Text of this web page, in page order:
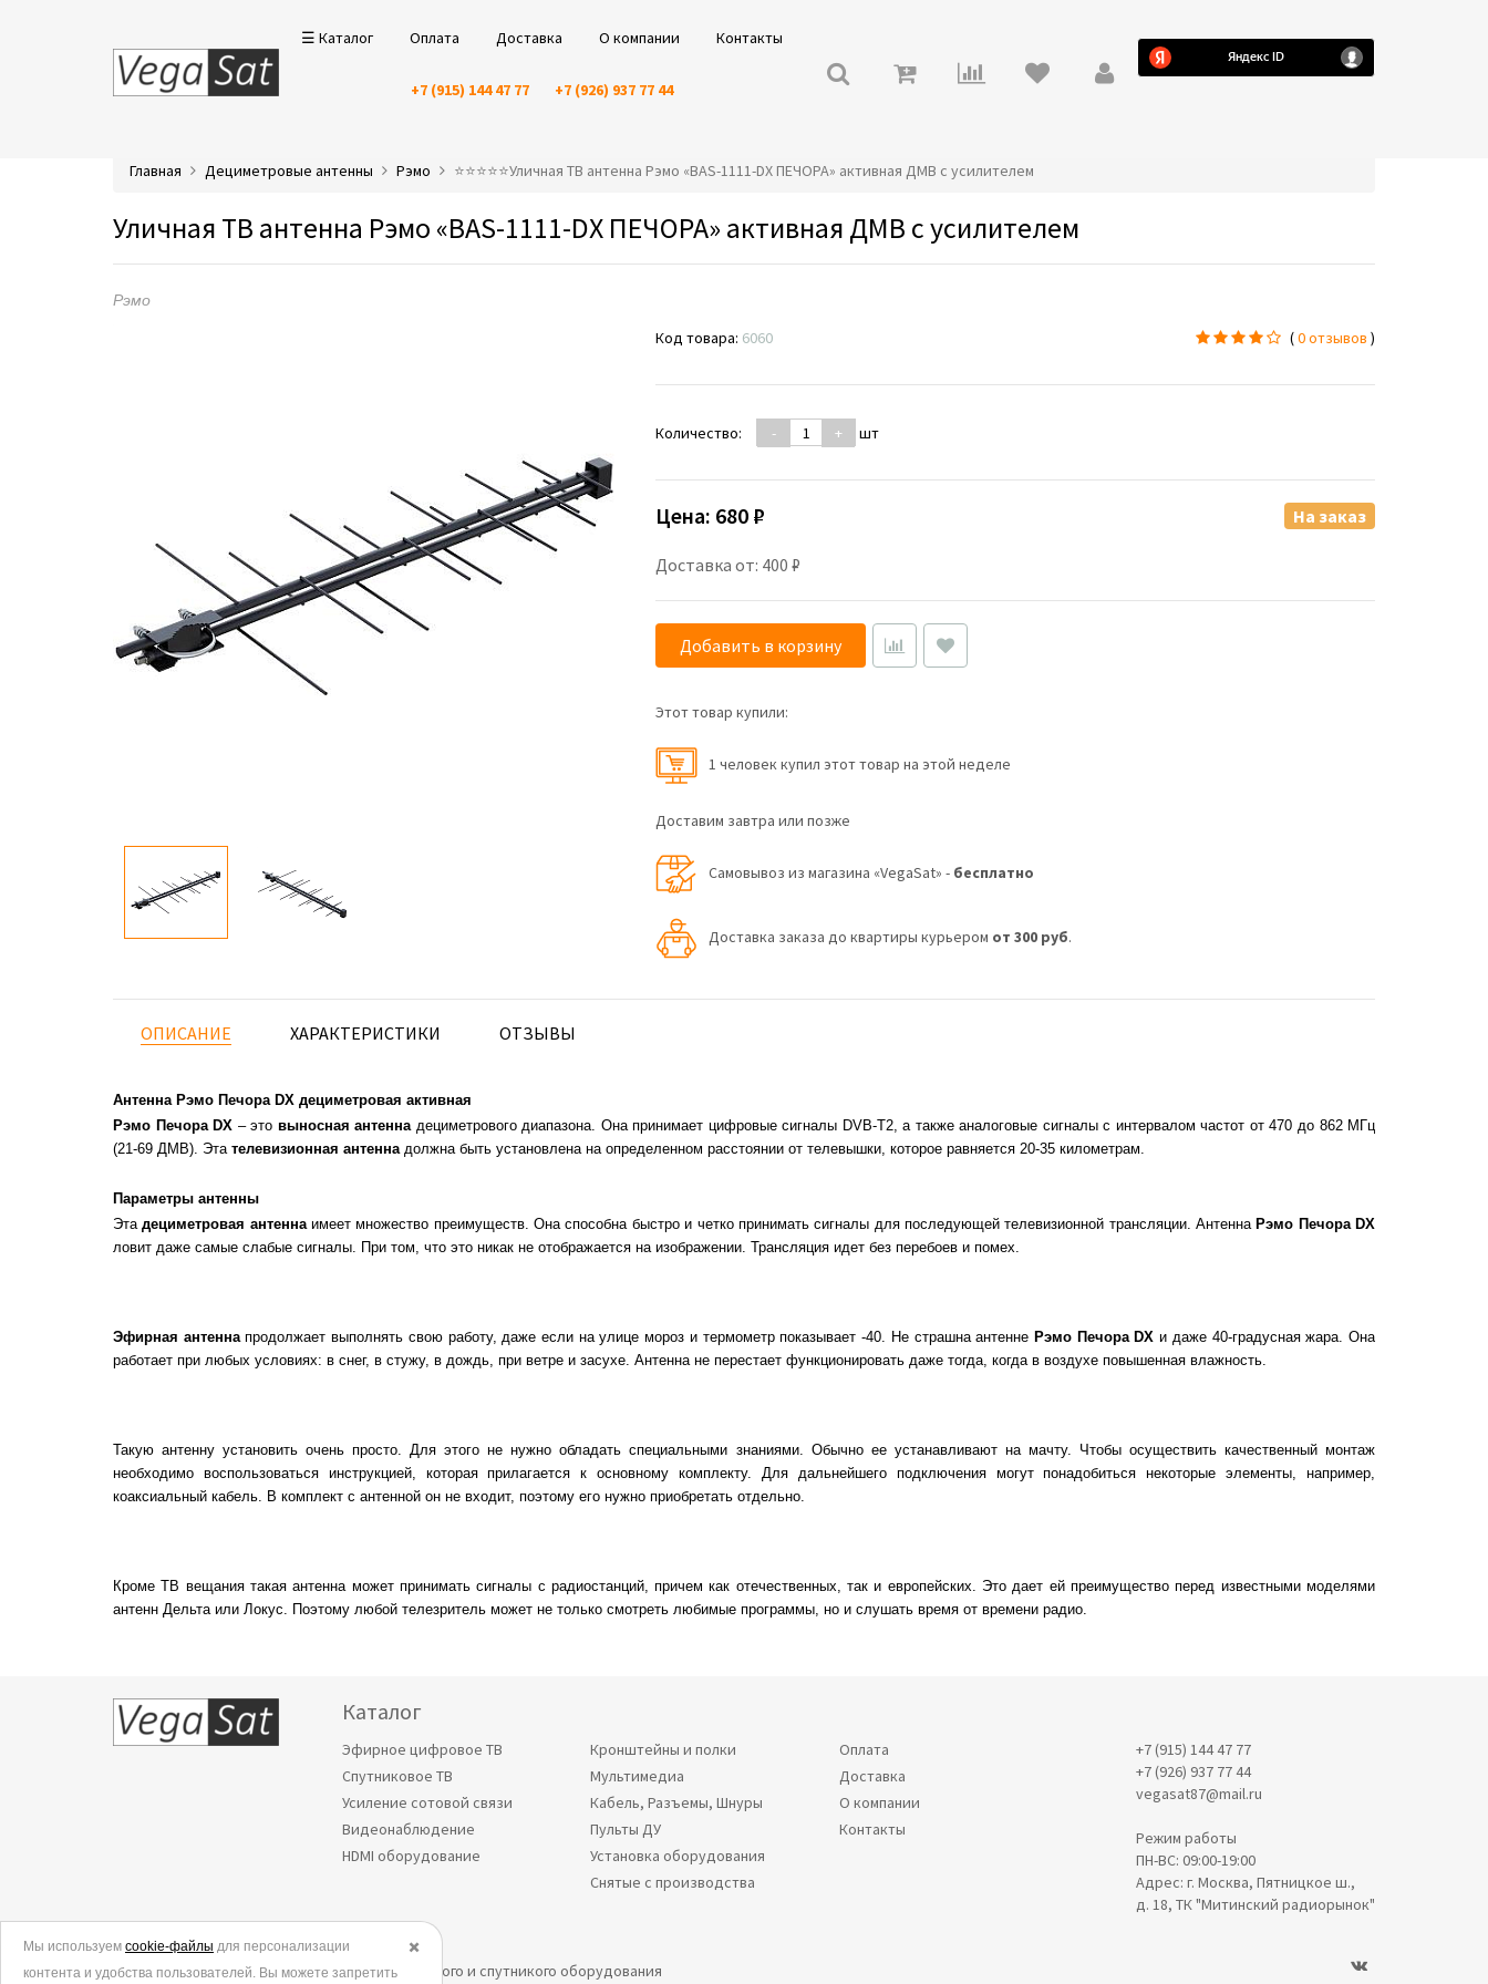
☰ Каталог Оплата Доставка О компании Контакты
+7 (915) 144 47 77 +7 (926) 937 77 44
Главная Дециметровые антенны Рэмо ⭐️⭐️⭐️⭐️⭐️Уличная ТВ антенна Рэмо «BAS-1111-DX ПЕЧОРА» активная ДМВ с усилителем
Уличная ТВ антенна Рэмо «BAS-1111-DX ПЕЧОРА» активная ДМВ с усилителем
Рэмо
Код товара: 6060 (0 отзывов )
Количество: - + шт
Цена: 680 ₽
Доставка от: 400 ₽
На заказ
Добавить в корзину
Этот товар купили:
1 человек купил этот товар на этой неделе
Доставим завтра или позже
Самовывоз из магазина «VegaSat» - бесплатно
Доставка заказа до квартиры курьером от 300 руб.
ОПИСАНИЕ ХАРАКТЕРИСТИКИ ОТЗЫВЫ
Антенна Рэмо Печора DX дециметровая активная
Рэмо Печора DX – это выносная антеннадециметрового диапазона. Она принимает цифровые сигналы DVB-T2, а также аналоговые сигналы с интервалом частот от 470 до 862 МГц
(21-69 ДМВ). Эта телевизионная антеннадолжна быть установлена на определенном расстоянии от телевышки, которое равняется 20-35 километрам.
Параметры антенны
Этадециметровая антеннаимеет множество преимуществ. Она способна быстро и четко принимать сигналы для последующей телевизионной трансляции. Антенна Рэмо Печора DX
ловит даже самые слабые сигналы. При том, что это никак не отображается на изображении. Трансляция идет без перебоев и помех.
Эфирная антеннапродолжает выполнять свою работу, даже если на улице мороз и термометр показывает -40. Не страшна антенне Рэмо Печора DX и даже 40-градусная жара. Она
работает при любых условиях: в снег, в стужу, в дождь, при ветре и засухе. Антенна не перестает функционировать даже тогда, когда в воздухе повышенная влажность.
Такую антенну установить очень просто. Для этого не нужно обладать специальными знаниями. Обычно ее устанавливают на мачту. Чтобы осуществить качественный монтаж
необходимо воспользоваться инструкцией, которая прилагается к основному комплекту. Для дальнейшего подключения могут понадобиться некоторые элементы, например,
коаксиальный кабель. В комплект с антенной он не входит, поэтому его нужно приобретать отдельно.
Кроме ТВ вещания такая антенна может принимать сигналы с радиостанций, причем как отечественных, так и европейских. Это дает ей преимущество перед известными моделями
антенн Дельта или Локус. Поэтому любой телезритель может не только смотреть любимые программы, но и слушать время от времени радио.
Каталог
Эфирное цифровое ТВ
Спутниковое ТВ
Усиление сотовой связи
Видеонаблюдение
HDMI оборудование
Кронштейны и полки
Мультимедиа
Кабель, Разъемы, Шнуры
Пульты ДУ
Установка оборудования
Снятые с производства
Оплата
Доставка
О компании
Контакты
+7 (915) 144 47 77
+7 (926) 937 77 44
vegasat87@mail.ru
Режим работы
ПН-ВС: 09:00-19:00
Адрес: г. Москва, Пятницкое ш.,
д. 18, ТК "Митинский радиорынок"
© 2006-2026.
Все права защищены. Интернет-магазин эфирного и спутникого оборудования
✖️
Мы используем cookie-файлы для персонализации
контента и удобства пользователей. Вы можете запретить